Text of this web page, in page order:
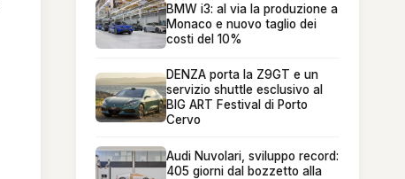
BMW i3: al via la produzione a
Monaco e nuovo taglio dei
costi del 10%
DENZA porta la Z9GT e un
servizio shuttle esclusivo al
BIG ART Festival di Porto
Cervo
Audi Nuvolari, sviluppo record:
405 giorni dal bozzetto alla